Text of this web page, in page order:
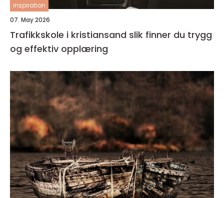
inspiration
07. May 2026
Trafikkskole i kristiansand slik finner du trygg
og effektiv opplæring